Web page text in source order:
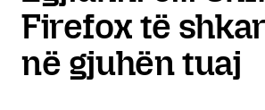
Firefox të
në gjuhën tuaj